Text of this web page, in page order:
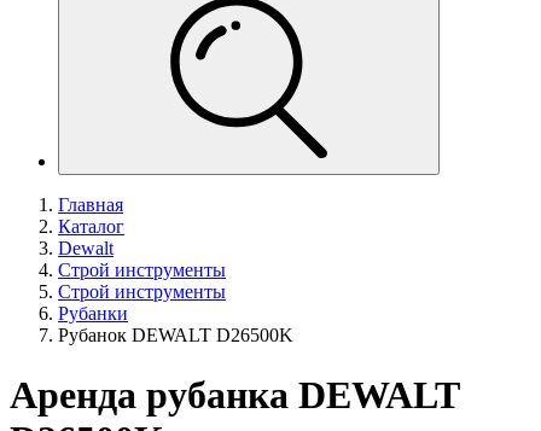
Главная
Каталог
Dewalt
Строй инструменты
Строй инструменты
Рубанки
Рубанок DEWALT D26500K
Аренда рубанка DEWALT